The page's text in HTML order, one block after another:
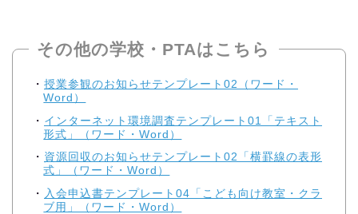
その他の学校・PTAはこちら
授業参観のお知らせテンプレート02（ワード・
Word）
インターネット環境調査テンプレート01「テキスト
形式」（ワード・Word）
資源回収のお知らせテンプレート02「横罫線の表形
式」（ワード・Word）
入会申込書テンプレート04「こども向け教室・クラ
ブ用」（ワード・Word）